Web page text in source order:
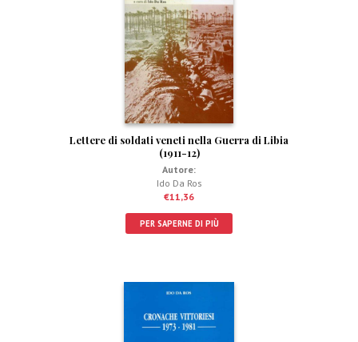
Lettere di soldati veneti nella Guerra di Libia
(1911-12)
Autore:
Ido Da Ros
€11,36
PER SAPERNE DI PIÙ